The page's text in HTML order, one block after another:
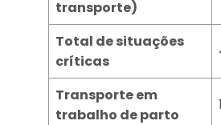
transporte)
Total de situações
críticas
Transporte em
trabalho de parto